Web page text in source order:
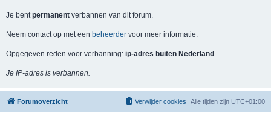
Je bentpermanent verbannen van dit forum.
Neem contact op met een beheerder voor meer informatie.
Opgegeven reden voor verbanning: ip-adres buiten Nederland
Je IP-adres is verbannen.
Forumoverzicht Alle tijden zijn UTC+01:00
Verwijder cookies